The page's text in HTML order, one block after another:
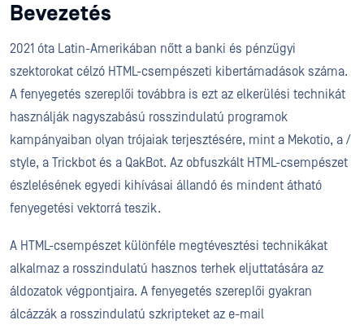
Bevezetés
2021 óta Latin-Amerikában nőtt a banki és pénzügyi
szektorokat célzó HTML-csempészeti kibertámadások száma.
A fenyegetés szereplői továbbra is ezt az elkerülési technikát
használják nagyszabású rosszindulatú programok
kampányaiban olyan trójaiak terjesztésére, mint a Mekotio, a /
style, a Trickbot és a QakBot. Az obfuszkált HTML-csempészet
észlelésének egyedi kihívásai állandó és mindent átható
fenyegetési vektorrá teszik.
A HTML-csempészet különféle megtévesztési technikákat
alkalmaz a rosszindulatú hasznos terhek eljuttatására az
áldozatok végpontjaira. A fenyegetés szereplői gyakran
álcázzák a rosszindulatú szkripteket az e-mail